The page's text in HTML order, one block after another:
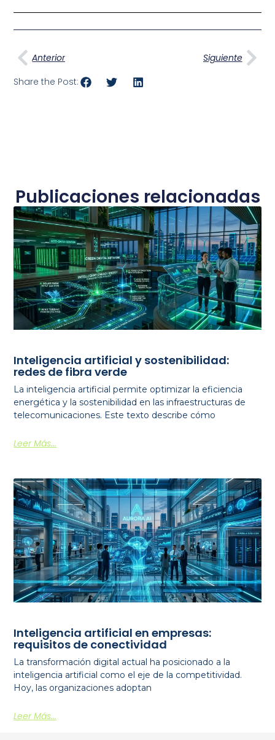
Ant
Anterior Siguiente
Share the Post:
Publicaciones relacionadas
Inteligencia artificial y sostenibilidad:
redes de fibra verde
La inteligencia artificial permite optimizar la eficiencia
energética y la sostenibilidad en las infraestructuras de
telecomunicaciones. Este texto describe cómo
Leer Más...
Inteligencia artificial en empresas:
requisitos de conectividad
La transformación digital actual ha posicionado a la
inteligencia artificial como el eje de la competitividad.
Hoy, las organizaciones adoptan
Leer Más...